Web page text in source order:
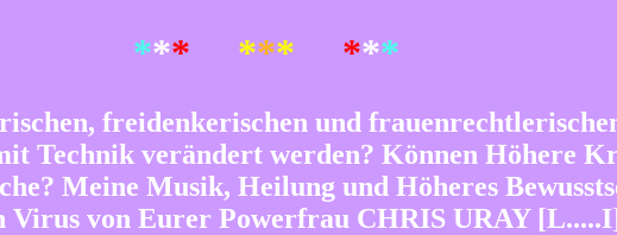
*** *** ***
freidenkerischen und
Technik verändert werden? Können Höhere
Meine Musik, Heilung und Höheres
Virus von Eurer Powerfrau CHRIS URAY